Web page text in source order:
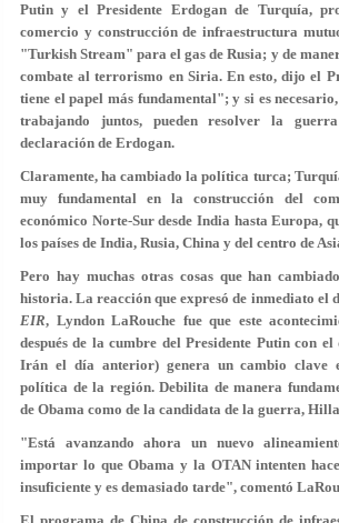
Putin y el Presidente Erdogan de Turquía,
comercio y construcción de infraestructura
"Turkish Stream" para el gas de Rusia; y de
combate al terrorismo en Siria. En esto, dijo el
tiene el papel más fundamental"; y si es
trabajando juntos, pueden resolver la
declaración de Erdogan.
Claramente, ha cambiado la política turca;
muy fundamental en la construcción del
económico Norte-Sur desde India hasta Europa,
los países de India, Rusia, China y del centro de
Pero hay muchas otras cosas que han
historia. La reacción que expresó de inmediato el
EIR, Lyndon LaRouche fue que este
después de la cumbre del Presidente Putin con
Irán el día anterior) genera un cambio clave
política de la región. Debilita de manera
de Obama como de la candidata de la guerra,
"Está avanzando ahora un nuevo
importar lo que Obama y la OTAN intenten
insuficiente y es demasiado tarde", comentó